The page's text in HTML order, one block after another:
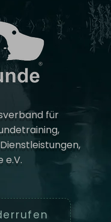
für
e.V.